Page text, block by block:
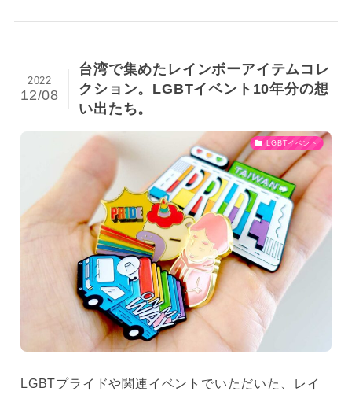
台湾で集めたレインボーアイテムコレ
クション。LGBTイベント10年分の想
い出たち。
2022
12/08
LGBTイベント
LGBTプライドや関連イベントでいただいた、レイ